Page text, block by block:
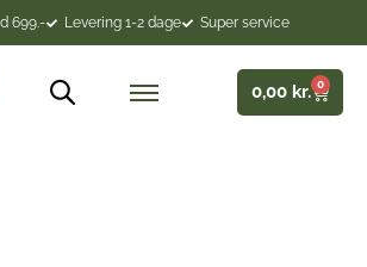
699.- Levering 1-2 dage Super service
0,00 kr. 0